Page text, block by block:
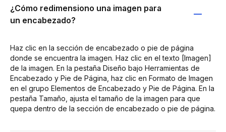
¿Cómo redimensiono una imagen para
un encabezado?
Haz clic en la sección de encabezado o pie de página
donde se encuentra la imagen. Haz clic en el texto [Imagen]
de la imagen. En la pestaña Diseño bajo Herramientas de
Encabezado y Pie de Página, haz clic en Formato de Imagen
en el grupo Elementos de Encabezado y Pie de Página. En la
pestaña Tamaño, ajusta el tamaño de la imagen para que
quepa dentro de la sección de encabezado o pie de página.